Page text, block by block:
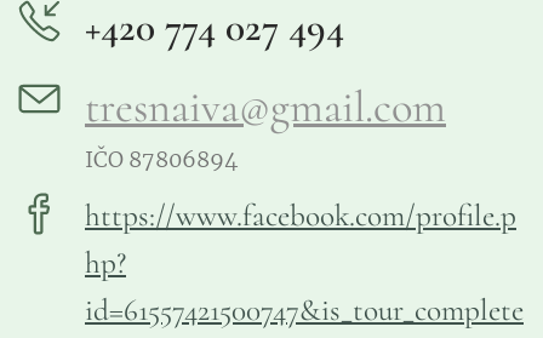
+420 774 027 494
tresnaiva@gmail.com
IČO 87806894
https://www.facebook.com/profile.p
hp?
id=61557421500747&is_tour_complete